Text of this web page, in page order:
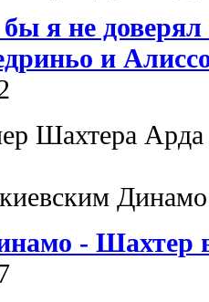
я не
и
Шахтера
- Шахтер